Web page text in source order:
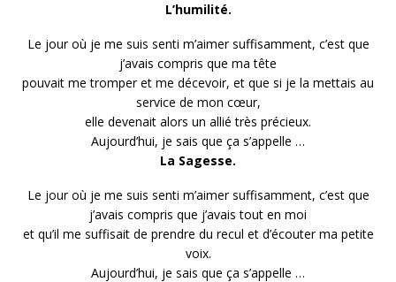
L’humilité.
Le jour où je me suis senti m’aimer suffisamment, c’est que
j’avais compris que ma tête
pouvait me tromper et me décevoir, et que si je la mettais au
service de mon cœur,
elle devenait alors un allié très précieux.
Aujourd’hui, je sais que ça s’appelle …
La Sagesse.
Le jour où je me suis senti m’aimer suffisamment, c’est que
j’avais compris que j’avais tout en moi
et qu’il me suffisait de prendre du recul et d’écouter ma petite
voix.
Aujourd’hui, je sais que ça s’appelle …